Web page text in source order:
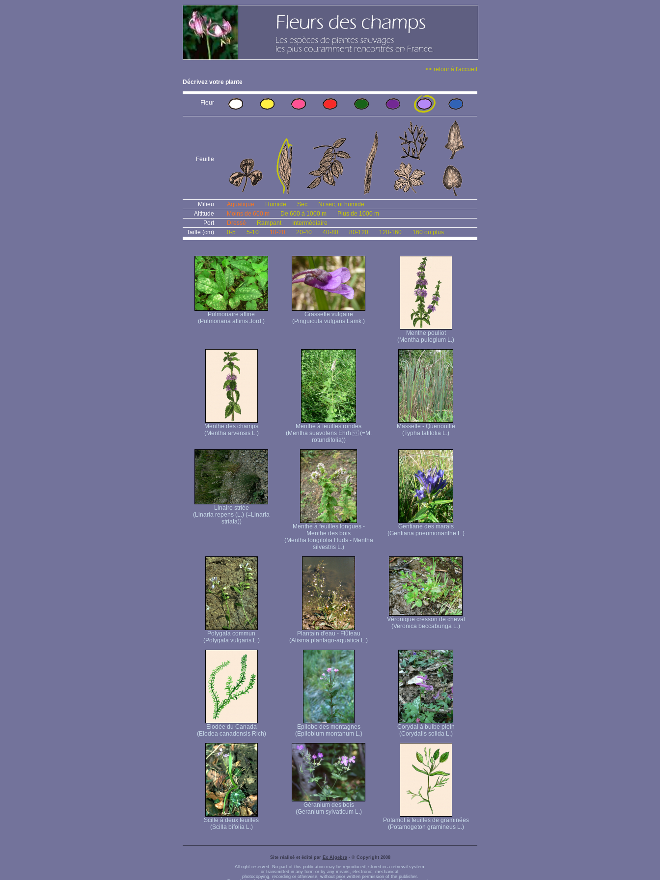
<< retour à l'accueil
Décrivez votre plante
Fleur
Feuille
Milieu Aquatique Humide Sec
Ni sec, ni humide
Altitude
Moins de 600 m De 600 à 1000 m
Plus de 1000 m
Port
Dressé Rampant
Intermédiaire
Taille (cm)
0-5 5-10 10-20 20-40 40-80 80-120 120-160 160 ou plus
Pulmonaire affine
(Pulmonaria affinis Jord.)
Grassette vulgaire
(Pinguicula vulgaris Lamk.)
Menthe pouliot
(Mentha pulegium L.)
Menthe des champs
(Mentha arvensis L.)
Menthe à feuilles rondes
(Mentha suavolens Ehrh. (=M.
rotundifolia))
Massette - Quenouille
(Typha latifolia L.)
Linaire striée
(Linaria repens (L.) (=Linaria
striata))
Menthe à feuilles longues -
Menthe des bois
(Mentha longifolia Huds - Mentha
silvestris L.)
Gentiane des marais
(Gentiana pneumonanthe L.)
Polygala commun
(Polygala vulgaris L.)
Plantain d'eau - Flûteau
(Alisma plantago-aquatica L.)
Véronique cresson de cheval
(Veronica beccabunga L.)
Elodée du Canada
(Elodea canadensis Rich)
Epilobe des montagnes
(Epilobium montanum L.)
Corydal à bulbe plein
(Corydalis solida L.)
Scille à deux feuilles
(Scilla bifolia L.)
Géranium des bois
(Geranium sylvaticum L.)
Potamot à feuilles de graminées
(Potamogeton gramineus L.)
Site réalisé et édité par Ex Algebra- © Copyright 2008
All right reserved. No part of this publication may be reproduced, stored in a retrieval system,
or transmitted in any form or by any means, electronic, mechanical,
photocopying, recording or otherwise, without prior written permission of the publisher.